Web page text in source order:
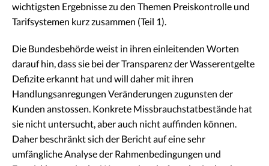
wichtigsten Ergebnisse zu den Themen Preiskontrolle und
Tarifsystemen kurz zusammen (Teil 1).
Die Bundesbehörde weist in ihren einleitenden Worten
darauf hin, dass sie bei der Transparenz der Wasserentgelte
Defizite erkannt hat und will daher mit ihren
Handlungsanregungen Veränderungen zugunsten der
Kunden anstossen. Konkrete Missbrauchstatbestände hat
sie nicht untersucht, aber auch nicht auffinden können.
Daher beschränkt sich der Bericht auf eine sehr
umfängliche Analyse der Rahmenbedingungen und